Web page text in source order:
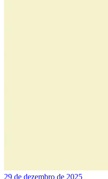
29 de dezembro de 2025